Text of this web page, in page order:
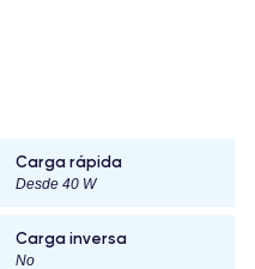
Carga rápida
Desde 40 W
Carga inversa
No